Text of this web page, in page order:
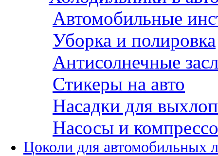
Автомобильные
Уборка и полировка
Антисолнечные
Стикеры на авто
Насадки для
Насосы и
Цоколи для автомобильных